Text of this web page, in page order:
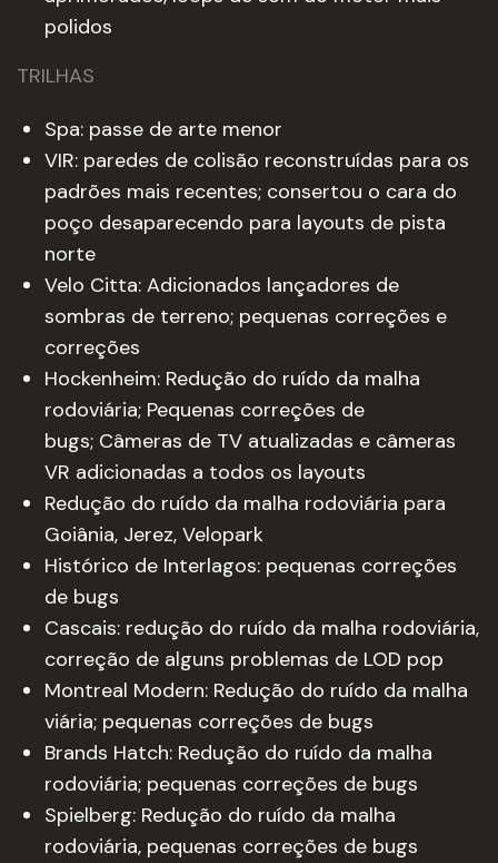
polidos
TRILHAS
Spa: passe de arte menor
VIR: paredes de colisão reconstruídas para os
padrões mais recentes; consertou o cara do
poço desaparecendo para layouts de pista
norte
Velo Citta: Adicionados lançadores de
sombras de terreno; pequenas correções e
correções
Hockenheim: Redução do ruído da malha
rodoviária; Pequenas correções de
bugs; Câmeras de TV atualizadas e câmeras
VR adicionadas a todos os layouts
Redução do ruído da malha rodoviária para
Goiânia, Jerez, Velopark
Histórico de Interlagos: pequenas correções
de bugs
Cascais: redução do ruído da malha rodoviária,
correção de alguns problemas de LOD pop
Montreal Modern: Redução do ruído da malha
viária; pequenas correções de bugs
Brands Hatch: Redução do ruído da malha
rodoviária; pequenas correções de bugs
Spielberg: Redução do ruído da malha
rodoviária, pequenas correções de bugs